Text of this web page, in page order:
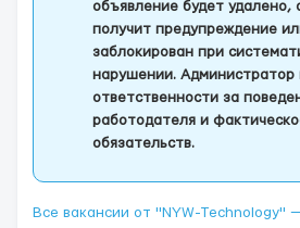
объявление будет удалено,
получит предупреждение
заблокирован при
нарушении. Администратор
ответственности за
работодателя и
обязательств.
Все вакансии от "NYW-